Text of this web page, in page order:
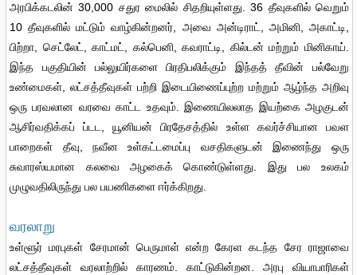
அரபிக்கடலின் 30,000 சதுர மைலில் சிதறியுள்ளது. 36 தீவுகளில் வெறும்
10 தீவுகளில் மட்டும் வாழ்கின்றனர், அவை அன்டிராட், அமினி, அகாட்டி,
பிற்றா, செட்லேட், காட்மட், கல்பெனி, கவராட்டி, கில்டன் மற்றும் மினிகாய்.
இந்த பகுதியின் பல்லுயிர்களை பிரதிபலிக்கும் இந்தத் தீவின் பல்வேறு
உண்மைகள், லட்சத்தீவுகள் பற்றி இடையிணைப்புற்ற மற்றும் ஆழ்ந்த அறிவு
ஒரு பரவலான வரவை காட்ட உதவும். இணையிலலாத இயற்கை அழகுடன்
ஆசிர்வதிக்கப் ப்டட, யூனியன் பிரதேசத்தில் உள்ள கவர்ச்சியான பவள
பாறைகள் தீவு, நவீன உள்கட்டமைப்பு வசதிகளுடன் இணைந்து ஒரு
சுவாரஸ்யமான கலவை அழகைக் கொண்டுள்ளது. இது பல உலகம்
முழுவதிலிருந்து பல பயணிகளை ஈர்க்கிறது.
வரலாறு
உள்ளூர் மரபுகள் சேரமான் பெருமாள் என்ற கேரள கடந்த சேர ராஜாவை
லட்சத்தீவுகள் வரலாற்றில் காரணம். காட்டுகின்றன. அரபு வியாபாரிகள்